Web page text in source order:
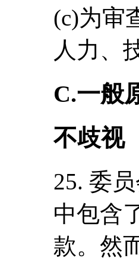
(c)为审
人力、
C.一般
不歧视
25. 委
中包含
款。然